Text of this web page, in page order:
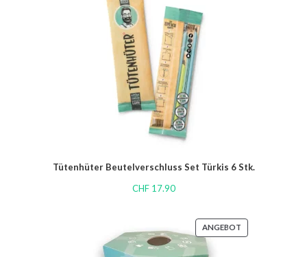
Tütenhüter Beutelverschluss Set Türkis 6 Stk.
CHF17.90
ANGEBOT